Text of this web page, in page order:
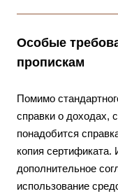
Особые
пропискам
Помимо
справки о доходах,
понадобится
копия сертификата.
дополнительное
использование